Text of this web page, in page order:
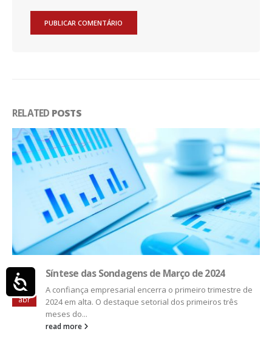
Acessibilidade
RELATED POSTS
04
abr
Síntese das Sondagens de Março de 2024
A confiança empresarial encerra o primeiro trimestre de
2024 em alta. O destaque setorial dos primeiros três
meses do...
read more